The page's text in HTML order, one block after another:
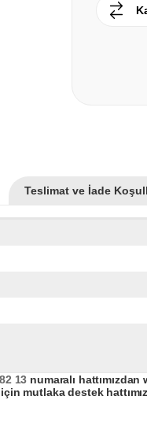
Teslimat ve İade
13 numaralı
mutlaka destek